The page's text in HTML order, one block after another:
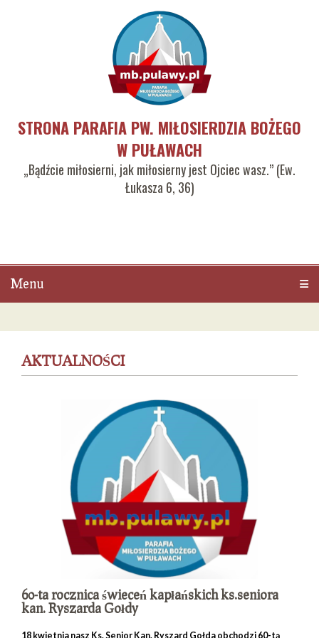
STRONA PARAFIA PW. MIŁOSIERDZIA BOŻEGO
W PUŁAWACH
„Bądźcie miłosierni, jak miłosierny jest Ojciec wasz.” (Ew.
Łukasza 6, 36)
Menu
AKTUALNOŚCI
60-ta rocznica świeceń kapłańskich ks.seniora
kan. Ryszarda Gołdy
18 kwietnia nasz Ks. Senior Kan. Ryszard Gołda obchodzi 60-tą